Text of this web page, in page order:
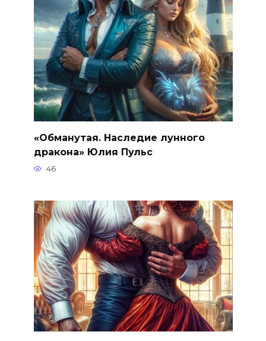
«Обманутая. Наследие лунного
дракона» Юлия Пульс
46